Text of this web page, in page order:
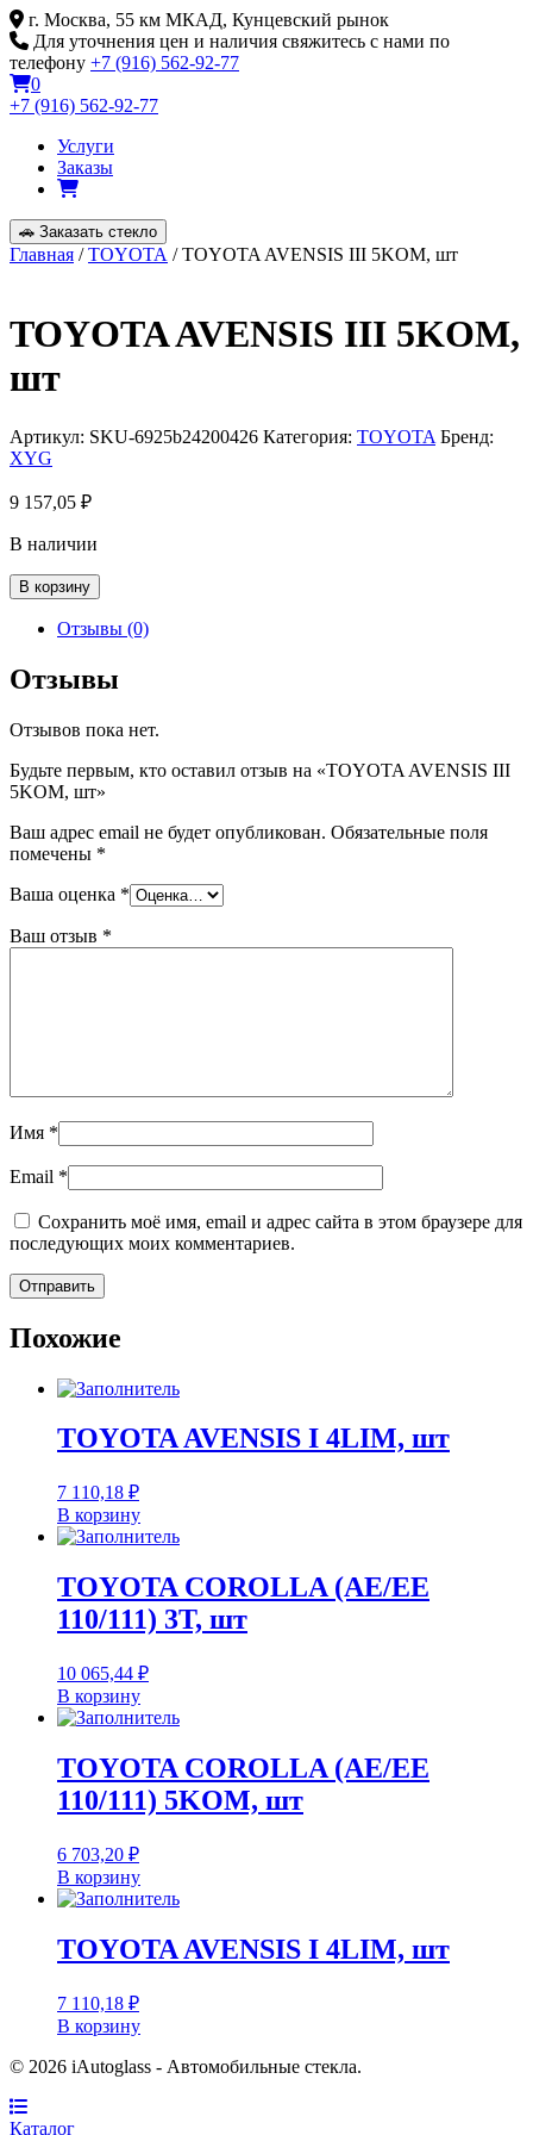
Skip
to
content
г. Москва, 55 км МКАД, Кунцевский рынок
Для уточнения цен и наличия свяжитесь с нами по
телефону +7 (916) 562-92-77
0
+7 (916) 562-92-77
Услуги
Заказы
🚗 Заказать стекло
Главная /TOYOTA / TOYOTA AVENSIS III 5KOM, шт
TOYOTA AVENSIS III 5KOM,
шт
Артикул: SKU-6925b24200426 Категория: TOYOTA Бренд:
XYG
9 157,05 ₽
В наличии
Количество
товара
TOYOTA
III
5KOM,
В корзину
Отзывы (0)
Отзывы
Отзывов пока нет.
Будьте первым, кто оставил отзыв на «TOYOTA AVENSIS III
5KOM, шт»
Ваш адрес email не будет опубликован. Обязательные поля
помечены *
Ваша оценка *
Ваш отзыв *
Имя *
Email *
Сохранить моё имя, email и адрес сайта в этом браузере для
последующих моих комментариев.
Похожие
TOYOTA AVENSIS I 4LIM, шт
7 110,18 ₽
В корзину
TOYOTA COROLLA (AE/EE
110/111) 3T, шт
10 065,44 ₽
В корзину
TOYOTA COROLLA (AE/EE
110/111) 5KOM, шт
6 703,20 ₽
В корзину
TOYOTA AVENSIS I 4LIM, шт
7 110,18 ₽
В корзину
© 2026 iAutoglass - Автомобильные стекла.
Каталог